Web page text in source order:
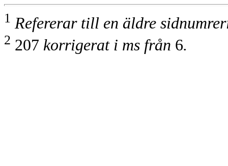
1 Refererar till en äldre
2 207 korrigerat i ms från 6.